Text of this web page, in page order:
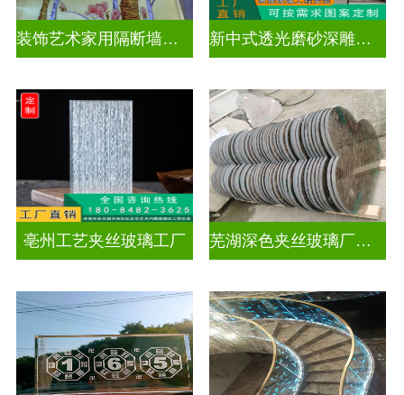
装饰艺术家用隔断墙深雕玻璃 新中式透光磨砂深雕玻璃
亳州工艺夹丝玻璃工厂 芜湖深色夹丝玻璃厂家电话